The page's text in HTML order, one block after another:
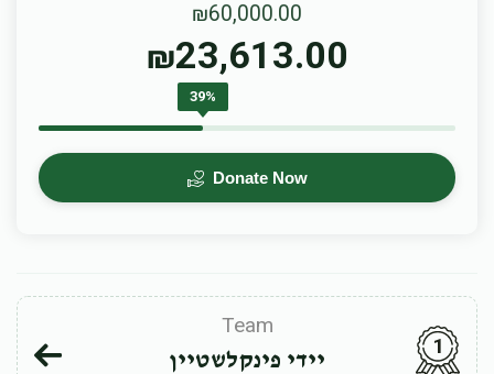
₪60,000.00
₪23,613.00
39%
Donate Now
Team
יידי פינקלשטיין
1